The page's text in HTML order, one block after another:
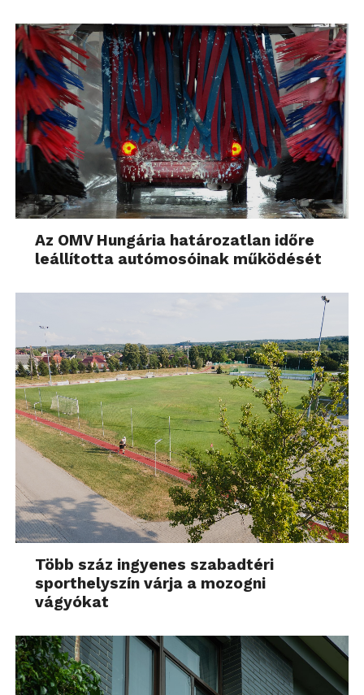
Az OMV Hungária határozatlan időre
leállította autómosóinak működését
Több száz ingyenes szabadtéri
sporthelyszín várja a mozogni
vágyókat